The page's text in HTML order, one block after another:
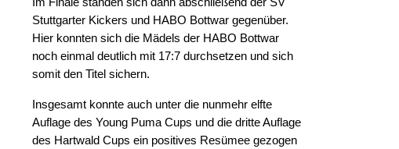
Stuttgarter Kickers und HABO Bottwar gegenüber.
Hier konnten sich die Mädels der HABO Bottwar
noch einmal deutlich mit 17:7 durchsetzen und sich
somit den Titel sichern.
Insgesamt konnte auch unter die nunmehr elfte
Auflage des Young Puma Cups und die dritte Auflage
des Hartwald Cups ein positives Resümee gezogen